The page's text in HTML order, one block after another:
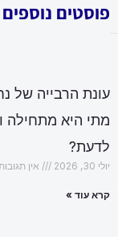
פוסטים נוספים
עונת הרבייה של
מתי היא מתחילה
לדעת?
יולי 30, 2026 אין
קרא עוד »